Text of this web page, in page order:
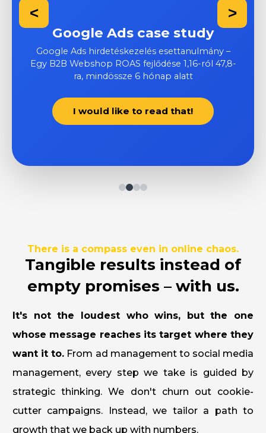
Google Ads case study
Google Ads hirdetéskezelés esettanulmány –
Egy B2B Webshop ROAS fejlődése 1,16-ról 47,8-
ra, mindössze 6 hónap alatt
I would like to read that!
< >
There is a compass even in online chaos.
Tangible results instead of
empty promises – with us.
It's not the loudest who wins, but the one
whose message reaches its target where they
want it to. From ad management to social media
management, every step we take is guided by
strategic thinking. We don't churn out cookie-
cutter campaigns. Instead, we tailor a path to
growth that we back up with numbers.